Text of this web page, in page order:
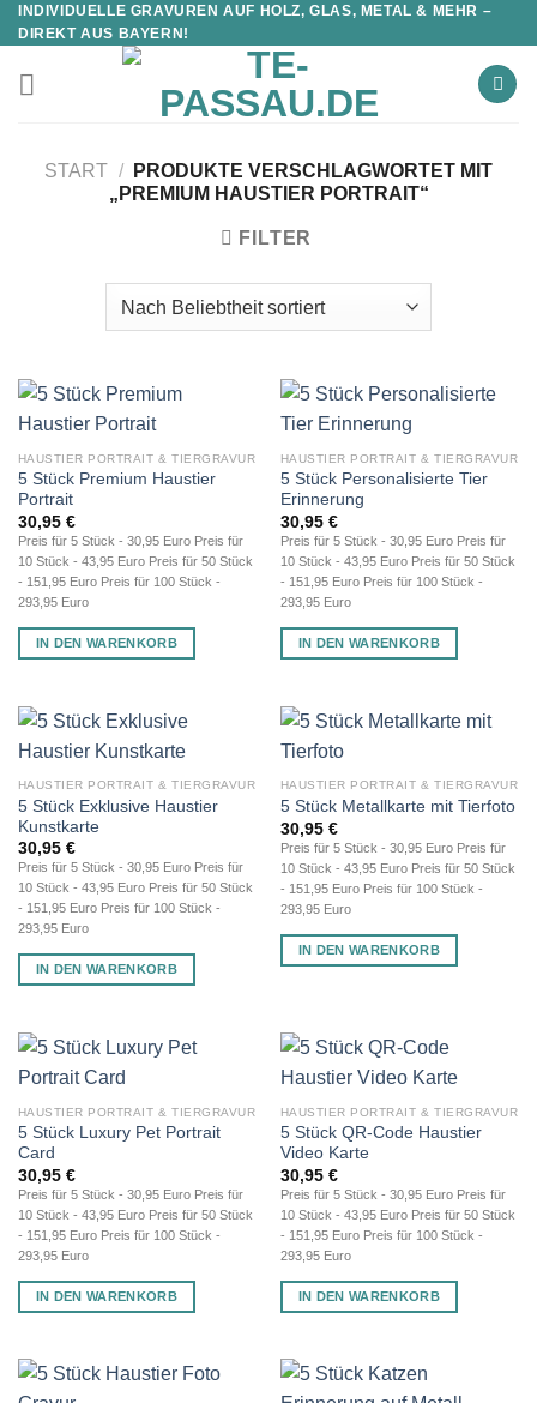
INDIVIDUELLE GRAVUREN AUF HOLZ, GLAS, METAL & MEHR –
DIREKT AUS BAYERN!
START /
PRODUKTE VERSCHLAGWORTET MIT
„PREMIUM HAUSTIER PORTRAIT“
FILTER
HAUSTIER PORTRAIT & TIERGRAVUR
5 Stück Premium Haustier
Portrait
30,95 €
Preis für 5 Stück - 30,95 Euro Preis für
10 Stück - 43,95 Euro Preis für 50 Stück
- 151,95 Euro Preis für 100 Stück -
293,95 Euro
IN DEN WARENKORB
HAUSTIER PORTRAIT & TIERGRAVUR
5 Stück Personalisierte Tier
Erinnerung
30,95 €
Preis für 5 Stück - 30,95 Euro Preis für
10 Stück - 43,95 Euro Preis für 50 Stück
- 151,95 Euro Preis für 100 Stück -
293,95 Euro
IN DEN WARENKORB
HAUSTIER PORTRAIT & TIERGRAVUR
5 Stück Exklusive Haustier
Kunstkarte
30,95 €
Preis für 5 Stück - 30,95 Euro Preis für
10 Stück - 43,95 Euro Preis für 50 Stück
- 151,95 Euro Preis für 100 Stück -
293,95 Euro
IN DEN WARENKORB
HAUSTIER PORTRAIT & TIERGRAVUR
5 Stück Metallkarte mit Tierfoto
30,95 €
Preis für 5 Stück - 30,95 Euro Preis für
10 Stück - 43,95 Euro Preis für 50 Stück
- 151,95 Euro Preis für 100 Stück -
293,95 Euro
IN DEN WARENKORB
HAUSTIER PORTRAIT & TIERGRAVUR
5 Stück Luxury Pet Portrait
Card
30,95 €
Preis für 5 Stück - 30,95 Euro Preis für
10 Stück - 43,95 Euro Preis für 50 Stück
- 151,95 Euro Preis für 100 Stück -
293,95 Euro
IN DEN WARENKORB
HAUSTIER PORTRAIT & TIERGRAVUR
5 Stück QR-Code Haustier
Video Karte
30,95 €
Preis für 5 Stück - 30,95 Euro Preis für
10 Stück - 43,95 Euro Preis für 50 Stück
- 151,95 Euro Preis für 100 Stück -
293,95 Euro
IN DEN WARENKORB